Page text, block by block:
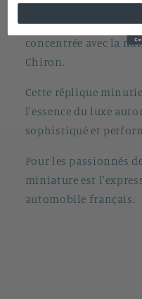
Découvrez l'élégance
concentrée avec la
Chiron.
Cette réplique
l'essence du luxe
sophistiqué et
Pour les passionnés
miniature est
automobile français.